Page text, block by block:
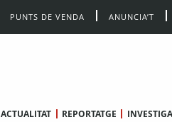
PUNTS DE VENDA ANUNCIA’T
ACTUALITAT REPORTATGE